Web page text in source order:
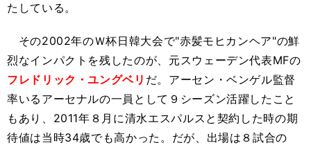
たしている。
その2002年のＷ杯日韓大会で"赤髪モヒカンヘア"の鮮
烈なインパクトを残したのが、元スウェーデン代表MFの
フレドリック・ユングベリ だ。アーセン・ベンゲル監督
率いるアーセナルの一員として９シーズン活躍したこと
もあり、2011年８月に清水エスパルスと契約した時の期
待値は当時34歳でも高かった。だが、出場は８試合の